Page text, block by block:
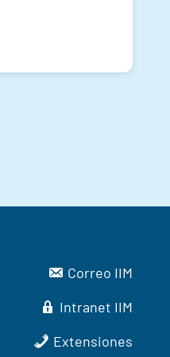
Correo IIM
Intranet IIM
Extensiones